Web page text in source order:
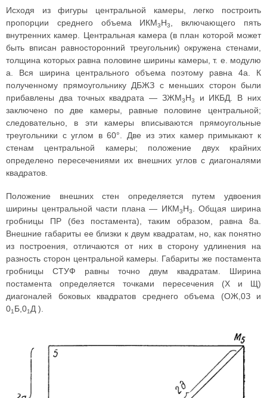
Исходя из фигуры центральной камеры, легко построить
пропорции среднего объема ИКМ3Н3
, включающего пять
внутренних камер. Центральная камера (в план которой может
быть вписан равносторонний треугольник) окружена стенами,
толщина которых равна половине ширины камеры, т. е. модулю
а. Вся ширина центрального объема поэтому равна 4а. К
полученному прямоугольнику ДБЖЗ с меньших сторон были
прибавлены два точных квадрата — ЗЖМ3Н3
и ИКБД. В них
заключено по две камеры, равные половине центральной;
следовательно, в эти камеры вписываются прямоугольные
треугольники с углом в 60°. Две из этих камер примыкают к
стенам центральной камеры; положение двух крайних
определено пересечениями их внешних углов с диагоналями
квадратов.
Положение внешних стен определяется путем удвоения
ширины центральной части плана — ИКМ3Н3
. Общая ширина
гробницы ПР (без постамента), таким образом, равна 8а.
Внешние габариты ее близки к двум квадратам, но, как понятно
из построения, отличаются от них в сторону удлинения на
разность сторон центральной камеры. Габариты же постамента
гробницы СТУФ равны точно двум квадратам. Ширина
постамента определяется точками пересечения (X и Щ)
диагоналей боковых квадратов среднего объема (ОЖ,0З и
01 Б,01 Д ).